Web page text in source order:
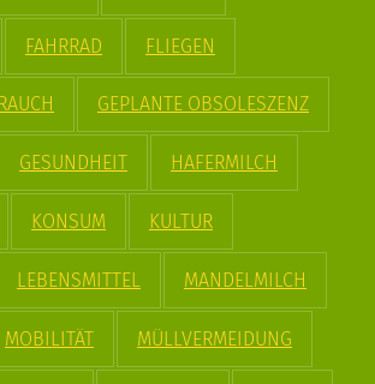
FAHRRAD FLIEGEN
GEPLANTE OBSOLESZENZ
GESUNDHEIT HAFERMILCH
KONSUM KULTUR
LEBENSMITTEL MANDELMILCH
MOBILITÄT MÜLLVERMEIDUNG